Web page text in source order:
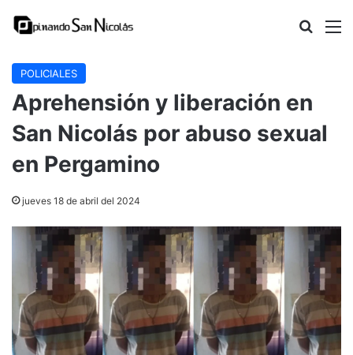
Buscar
POLICIALES
Aprehensión y liberación en
San Nicolás por abuso sexual
en Pergamino
jueves 18 de abril del 2024